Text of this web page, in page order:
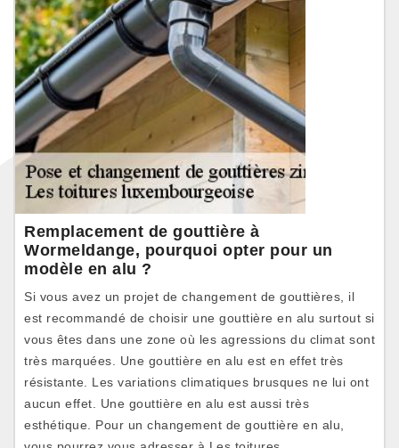
Remplacement de gouttière à
Wormeldange, pourquoi opter pour un
modèle en alu ?
Si vous avez un projet de changement de gouttières, il
est recommandé de choisir une gouttière en alu surtout si
vous êtes dans une zone où les agressions du climat sont
très marquées. Une gouttière en alu est en effet très
résistante. Les variations climatiques brusques ne lui ont
aucun effet. Une gouttière en alu est aussi très
esthétique. Pour un changement de gouttière en alu,